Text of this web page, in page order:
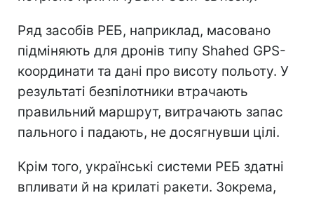
Ряд засобів РЕБ, наприклад, масовано
підміняють для дронів типу Shahed GPS-
координати та дані про висоту польоту. У
результаті безпілотники втрачають
правильний маршрут, витрачають запас
пального і падають, не досягнувши цілі.
Крім того, українські системи РЕБ здатні
впливати й на крилаті ракети. Зокрема,